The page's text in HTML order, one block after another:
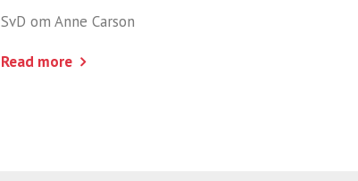
SvD om Anne Carson
Read more